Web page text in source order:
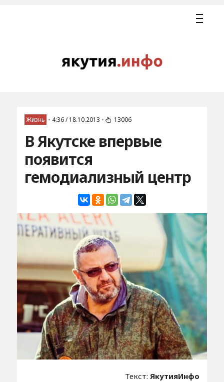
Жизнь • 4:36 / 18.10.2013 • 13006
В Якутске впервые
появится
гемодиализный центр
Текст:ЯкутияИнфо